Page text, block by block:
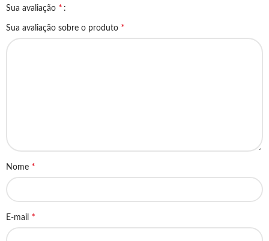
Sua avaliação *
Sua avaliação sobre o produto *
Nome *
E-mail *